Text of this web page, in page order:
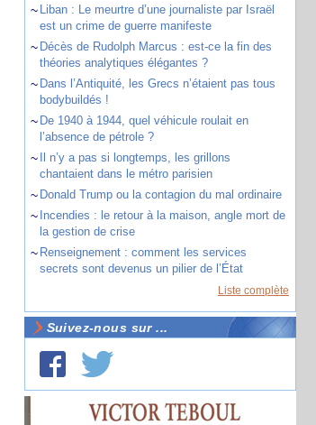
~ Liban : Le meurtre d’une journaliste par Israël
est un crime de guerre manifeste
~ Décès de Rudolph Marcus : est-ce la fin des
théories analytiques élégantes ?
~ Dans l’Antiquité, les Grecs n’étaient pas tous
bodybuildés !
~ De 1940 à 1944, quel véhicule roulait en
l’absence de pétrole ?
~
Il n’y a pas si longtemps, les grillons
chantaient dans le métro parisien
~ Donald Trump ou la contagion du mal ordinaire
~ Incendies : le retour à la maison, angle mort de
la gestion de crise
~ Renseignement : comment les services
secrets sont devenus un pilier de l’État
Liste complète
Suivez-nous sur ...